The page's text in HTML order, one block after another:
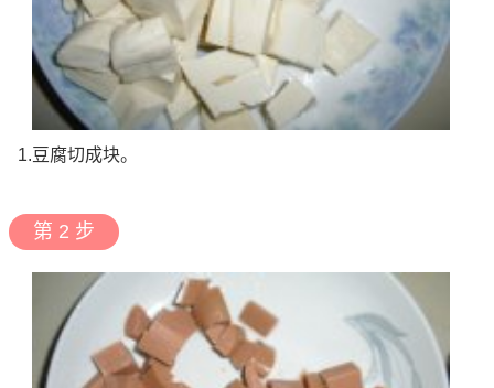
1.豆腐切成块。
第 2 步